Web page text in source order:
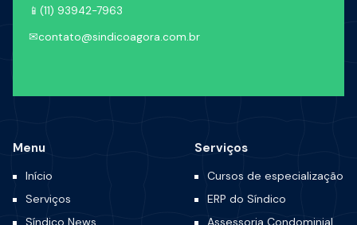
📱 (11) 93942-7963
✉contato@sindicoagora.com.br
Menu
Início
Serviços
Síndico News
Serviços
Cursos de especialização
ERP do Síndico
Assessoria Condominial